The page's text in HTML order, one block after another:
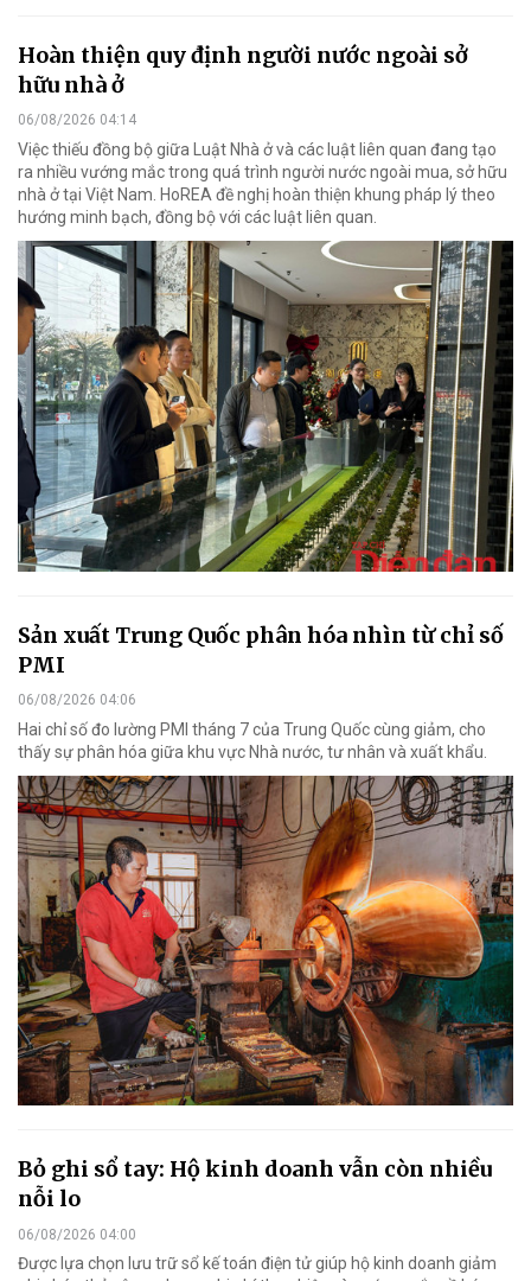
Hoàn thiện quy định người nước ngoài sở
hữu nhà ở
06/08/2026 04:14
Việc thiếu đồng bộ giữa Luật Nhà ở và các luật liên quan đang tạo
ra nhiều vướng mắc trong quá trình người nước ngoài mua, sở hữu
nhà ở tại Việt Nam. HoREA đề nghị hoàn thiện khung pháp lý theo
hướng minh bạch, đồng bộ với các luật liên quan.
Sản xuất Trung Quốc phân hóa nhìn từ chỉ số
PMI
06/08/2026 04:06
Hai chỉ số đo lường PMI tháng 7 của Trung Quốc cùng giảm, cho
thấy sự phân hóa giữa khu vực Nhà nước, tư nhân và xuất khẩu.
Bỏ ghi sổ tay: Hộ kinh doanh vẫn còn nhiều
nỗi lo
06/08/2026 04:00
Được lựa chọn lưu trữ sổ kế toán điện tử giúp hộ kinh doanh giảm